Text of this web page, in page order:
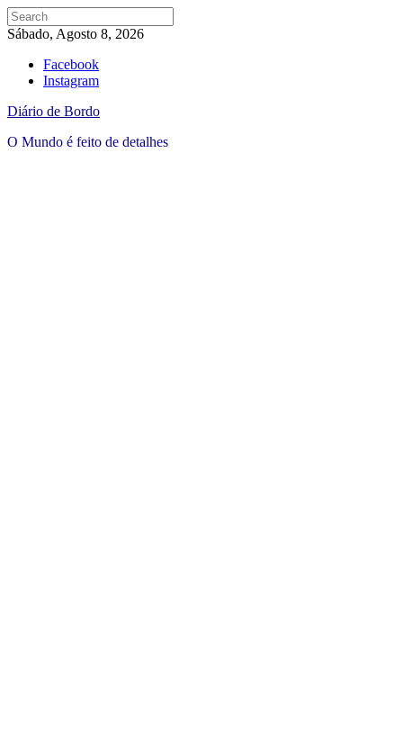
Sábado, Agosto 8, 2026
Facebook
Instagram
Diário de Bordo
O Mundo é feito de detalhes